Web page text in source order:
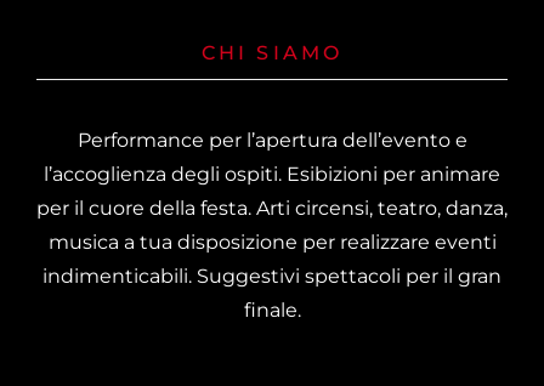
CHI SIAMO
Performance per l’apertura dell’evento e
l’accoglienza degli ospiti. Esibizioni per animare
per il cuore della festa. Arti circensi, teatro, danza,
musica a tua disposizione per realizzare eventi
indimenticabili. Suggestivi spettacoli per il gran
finale.